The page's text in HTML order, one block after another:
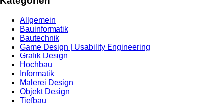
Allgemein
Bauinformatik
Bautechnik
Game Design | Usability Engineering
Grafik Design
Hochbau
Informatik
Malerei Design
Objekt Design
Tiefbau